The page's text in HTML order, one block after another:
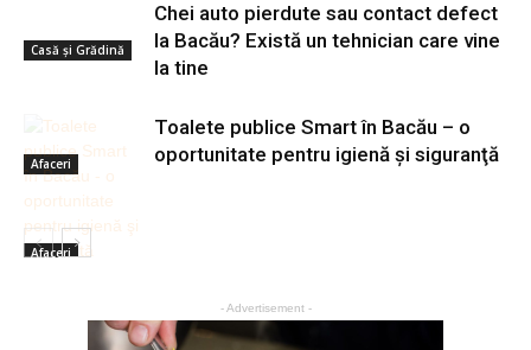
Casă şi Grădină
Afaceri
Chei auto pierdute sau contact defect
la Bacău? Există un tehnician care vine
la tine
Afaceri
Toalete publice Smart în Bacău – o
oportunitate pentru igienă şi siguranţă
- Advertisement -